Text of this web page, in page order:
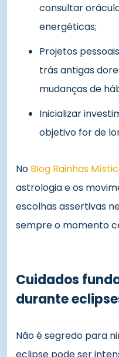
consultar
energéticas;
Projetos
trás antigas
mudanças de
Inicializar
objetivo for de
No Blog Rainhas
astrologia e os
escolhas assertivas
sempre o momento
Cuidados
durante
Não é segredo para
eclipse pode ser